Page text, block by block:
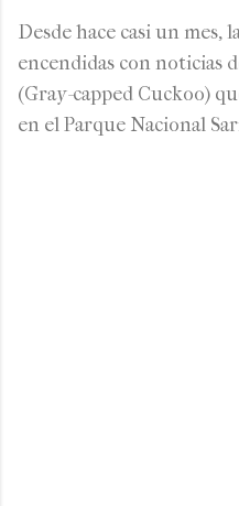
Desde hace casi un mes,
encendidas con noticias
(Gray-capped Cuckoo)
en el Parque Nacional